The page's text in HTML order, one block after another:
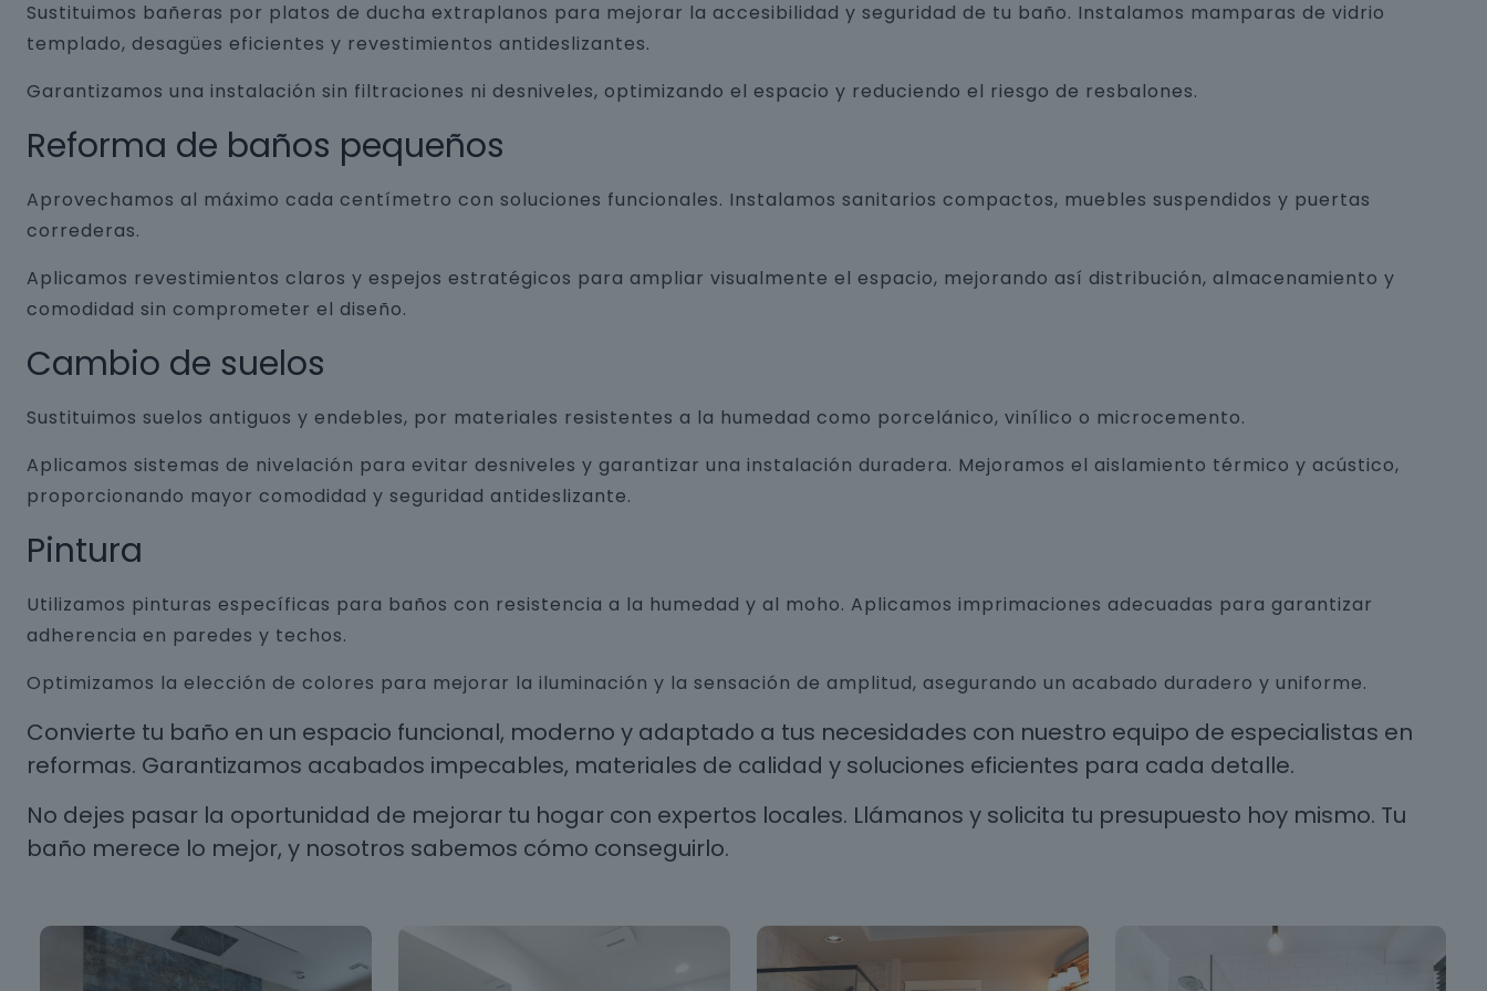
Sustituimos bañeras por platos de ducha extraplanos para mejorar la accesibilidad y seguridad de tu baño. Instalamos mamparas de vidrio
templado, desagües eficientes y revestimientos antideslizantes.
Garantizamos una instalación sin filtraciones ni desniveles, optimizando el espacio y reduciendo el riesgo de resbalones.
Reforma de baños pequeños
Aprovechamos al máximo cada centímetro con soluciones funcionales. Instalamos sanitarios compactos, muebles suspendidos y puertas
correderas.
Aplicamos revestimientos claros y espejos estratégicos para ampliar visualmente el espacio, mejorando así distribución, almacenamiento y
comodidad sin comprometer el diseño.
Cambio de suelos
Sustituimos suelos antiguos y endebles, por materiales resistentes a la humedad como porcelánico, vinílico o microcemento.
Aplicamos sistemas de nivelación para evitar desniveles y garantizar una instalación duradera. Mejoramos el aislamiento térmico y acústico,
proporcionando mayor comodidad y seguridad antideslizante.
Pintura
Utilizamos pinturas específicas para baños con resistencia a la humedad y al moho. Aplicamos imprimaciones adecuadas para garantizar
adherencia en paredes y techos.
Optimizamos la elección de colores para mejorar la iluminación y la sensación de amplitud, asegurando un acabado duradero y uniforme.
Convierte tu baño en un espacio funcional, moderno y adaptado a tus necesidades con nuestro equipo de especialistas en
reformas. Garantizamos acabados impecables, materiales de calidad y soluciones eficientes para cada detalle.
No dejes pasar la oportunidad de mejorar tu hogar con expertos locales. Llámanos y solicita tu presupuesto hoy mismo. Tu
baño merece lo mejor, y nosotros sabemos cómo conseguirlo.